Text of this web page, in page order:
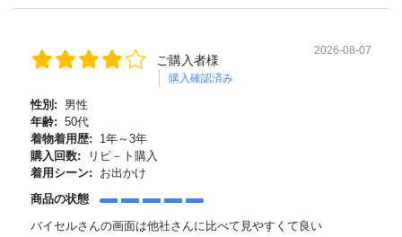
ご購入者様
購入確認済み
2026-08-07
性別:
男性
年齢: 50代
着物着用歴:
1年～3年
購入回数:
リピ－ト購入
着用シーン:
お出かけ
商品の状態
バイセルさんの画面は他社さんに比べて見やすくて良い